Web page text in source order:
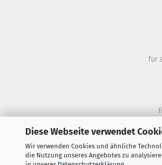
Diese Webseite verwendet
Wir verwenden Cookies und ähnliche
die Nutzung unseres Angebotes zu
für